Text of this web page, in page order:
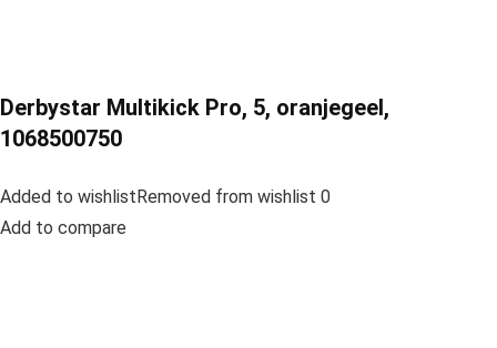
Derbystar Multikick Pro, 5, oranjegeel,
1068500750
Added to wishlistRemoved from wishlist 0
Add to compare